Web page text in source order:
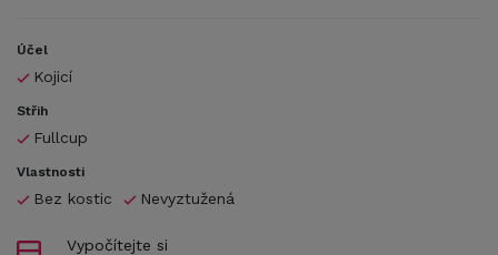
Účel
Kojicí
Střih
Fullcup
Vlastnosti
Bez kostic Nevyztužená
Vypočítejte si